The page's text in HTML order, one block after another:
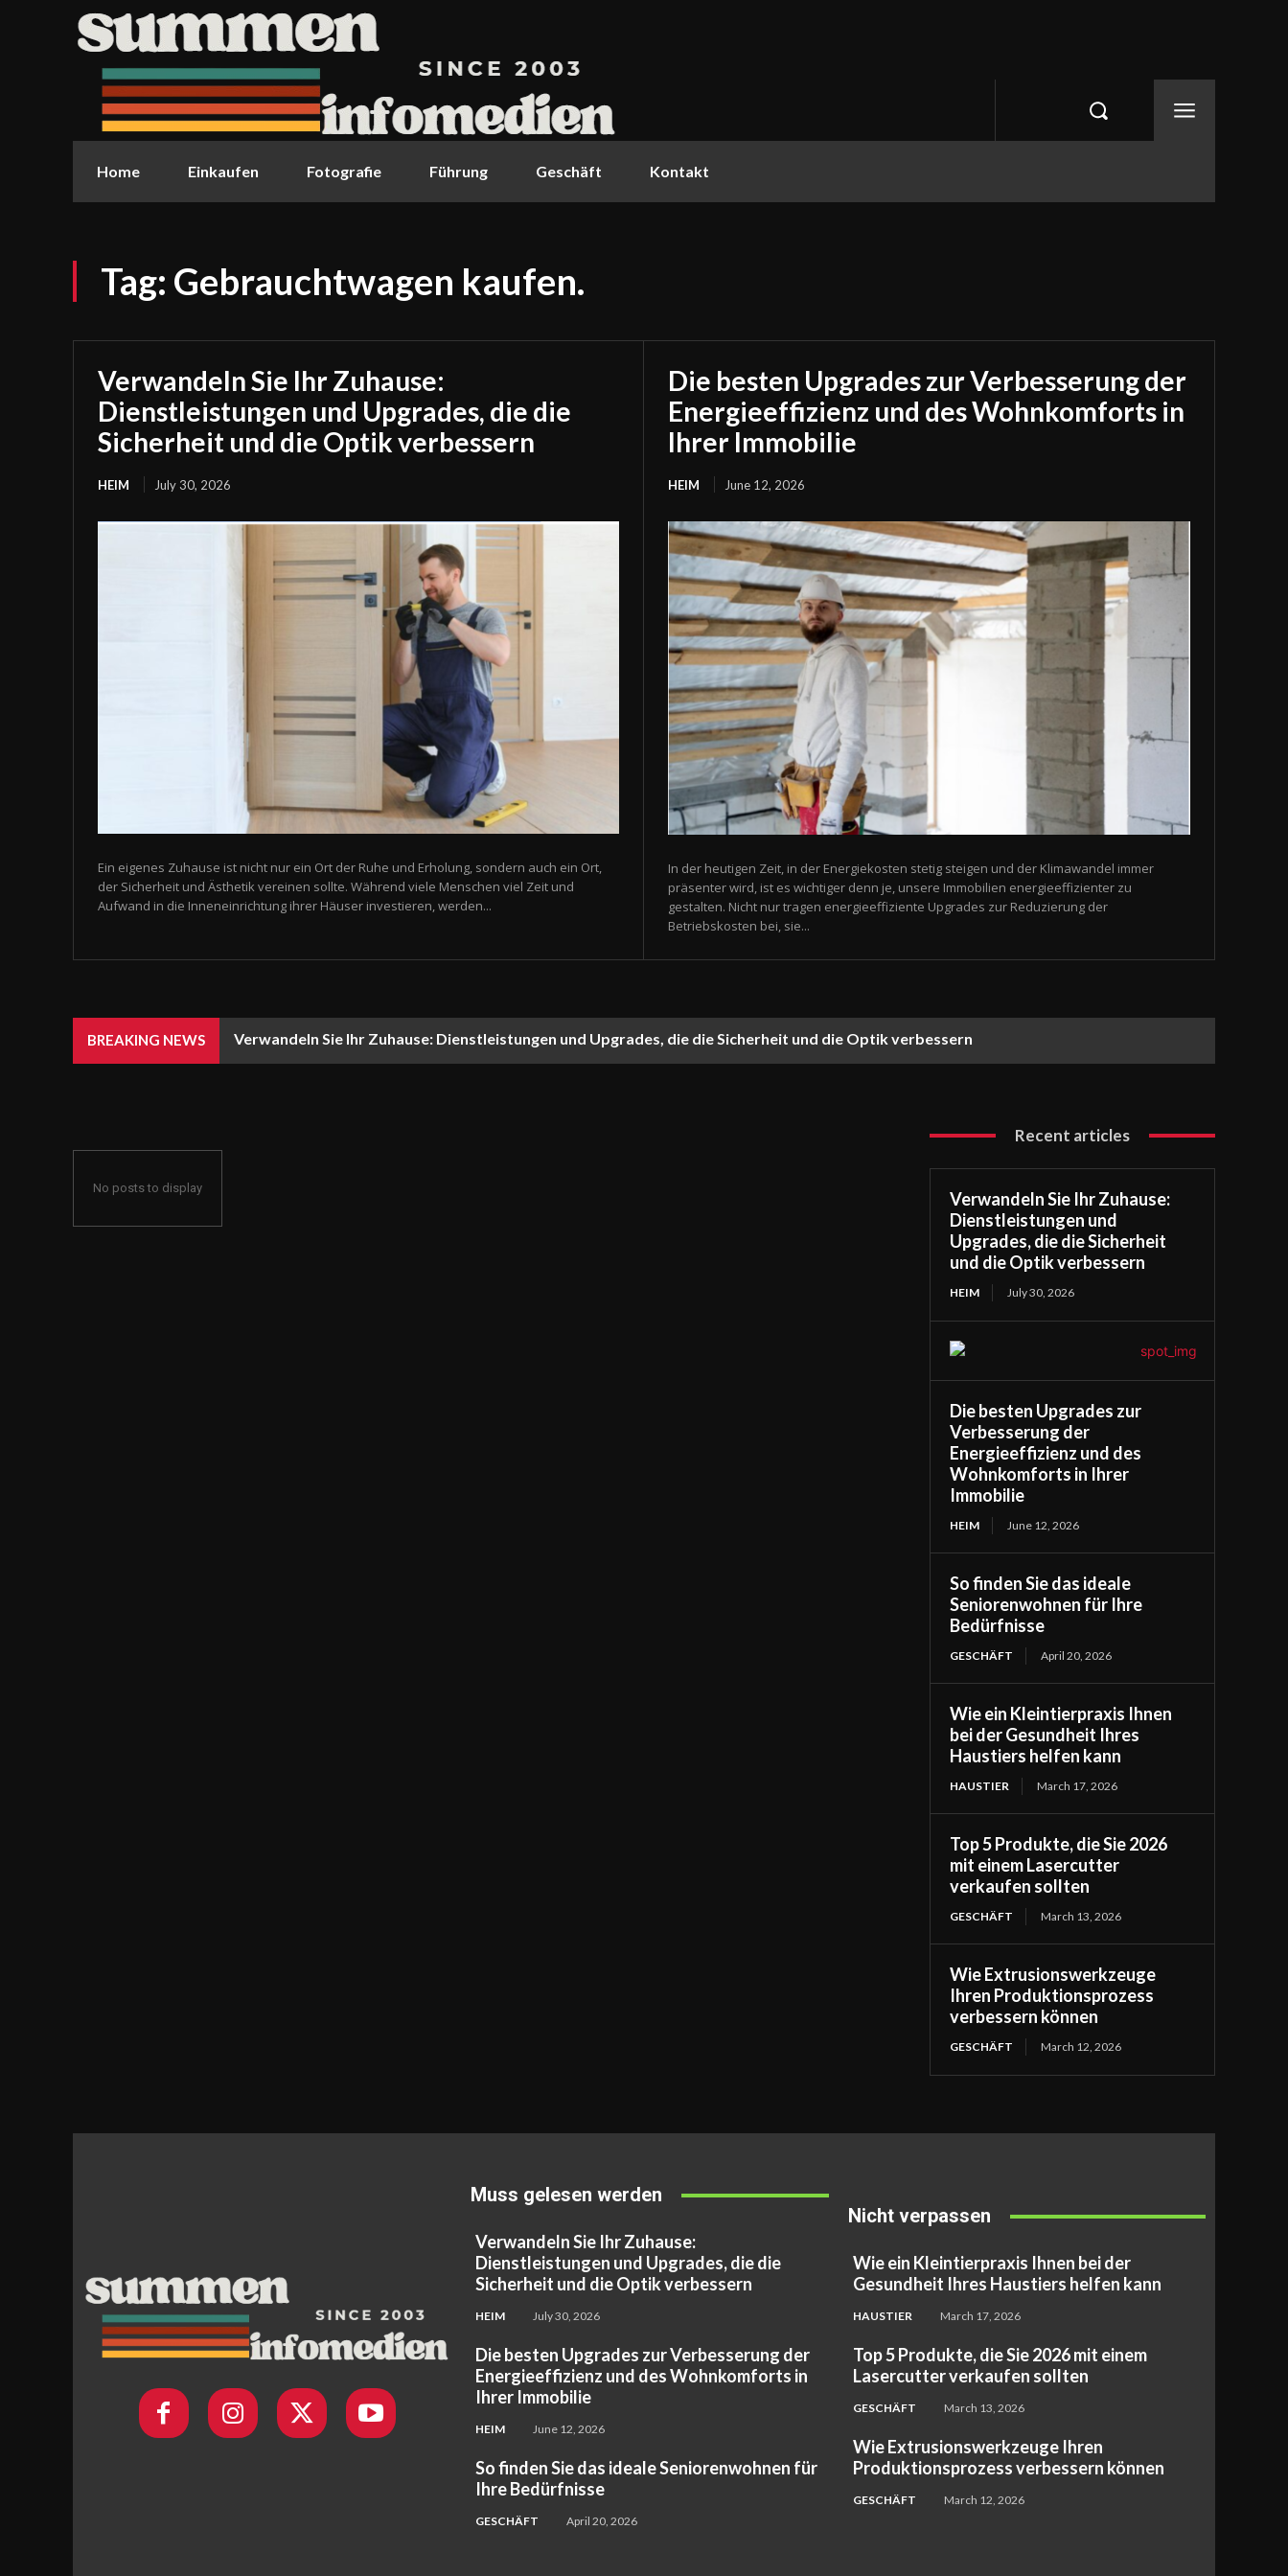
Home Einkaufen Fotografie Führung Geschäft Kontakt
Tag: Gebrauchtwagen kaufen.
Verwandeln Sie Ihr Zuhause:
Dienstleistungen und Upgrades, die die
Sicherheit und die Optik verbessern
HEIM July 30, 2026
Ein eigenes Zuhause ist nicht nur ein Ort der Ruhe und Erholung, sondern auch ein Ort,
der Sicherheit und Ästhetik vereinen sollte. Während viele Menschen viel Zeit und
Aufwand in die Inneneinrichtung ihrer Häuser investieren, werden...
Die besten Upgrades zur Verbesserung der
Energieeffizienz und des Wohnkomforts in
Ihrer Immobilie
HEIM June 12, 2026
In der heutigen Zeit, in der Energiekosten stetig steigen und der Klimawandel immer
präsenter wird, ist es wichtiger denn je, unsere Immobilien energieeffizienter zu
gestalten. Nicht nur tragen energieeffiziente Upgrades zur Reduzierung der
Betriebskosten bei, sie...
BREAKING NEWS Verwandeln Sie Ihr Zuhause: Dienstleistungen und Upgrades, die die Sicherheit und die Optik verbessern
No posts to display
Recent articles
Verwandeln Sie Ihr Zuhause:
Dienstleistungen und
Upgrades, die die Sicherheit
und die Optik verbessern
HEIM July 30, 2026
Die besten Upgrades zur
Verbesserung der
Energieeffizienz und des
Wohnkomforts in Ihrer
Immobilie
HEIM June 12, 2026
So finden Sie das ideale
Seniorenwohnen für Ihre
Bedürfnisse
GESCHÄFT April 20, 2026
Wie ein Kleintierpraxis Ihnen
bei der Gesundheit Ihres
Haustiers helfen kann
HAUSTIER March 17, 2026
Top 5 Produkte, die Sie 2026
mit einem Lasercutter
verkaufen sollten
GESCHÄFT March 13, 2026
Wie Extrusionswerkzeuge
Ihren Produktionsprozess
verbessern können
GESCHÄFT March 12, 2026
Muss gelesen werden
Verwandeln Sie Ihr Zuhause:
Dienstleistungen und Upgrades, die die
Sicherheit und die Optik verbessern
HEIM July 30, 2026
Die besten Upgrades zur Verbesserung der
Energieeffizienz und des Wohnkomforts in
Ihrer Immobilie
HEIM June 12, 2026
So finden Sie das ideale Seniorenwohnen für
Ihre Bedürfnisse
GESCHÄFT April 20, 2026
Nicht verpassen
Wie ein Kleintierpraxis Ihnen bei der
Gesundheit Ihres Haustiers helfen kann
HAUSTIER March 17, 2026
Top 5 Produkte, die Sie 2026 mit einem
Lasercutter verkaufen sollten
GESCHÄFT March 13, 2026
Wie Extrusionswerkzeuge Ihren
Produktionsprozess verbessern können
GESCHÄFT March 12, 2026